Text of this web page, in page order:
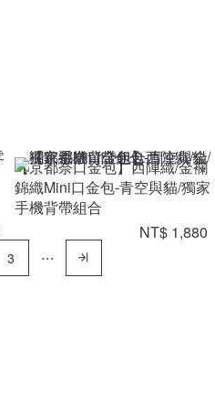
【京都奈口金包】西陣織/金襴
錦織Mini口金包-青空與貓/獨家
手機背帶組合
NT$ 1,880
3